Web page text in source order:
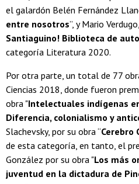
el galardón Belén Fernández
entre nosotros”, y Mario
Santiaguino! Biblioteca de
categoría Literatura 2020.
Por otra parte, un total de 77
Ciencias 2018, donde fueron
obra "Intelectuales indígenas
Diferencia, colonialismo y
Slachevsky, por su obra “Cerebro
de esta categoría, en tanto, el
González por su obra "Los más
juventud en la dictadura de